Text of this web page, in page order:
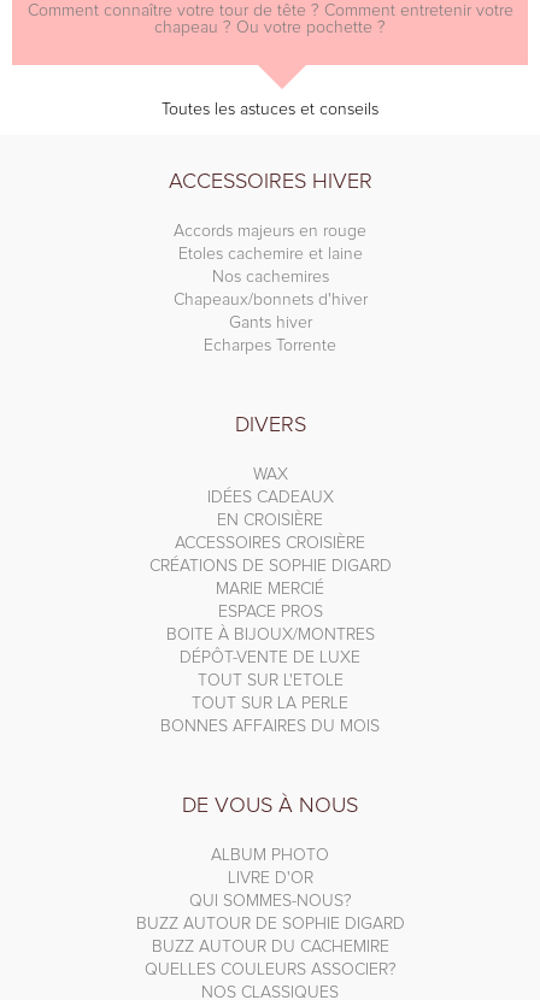
Comment connaître votre tour de tête ? Comment entretenir votre
chapeau ? Ou votre pochette ?
Toutes les astuces et conseils
ACCESSOIRES HIVER
Accords majeurs en rouge
Etoles cachemire et laine
Nos cachemires
Chapeaux/bonnets d'hiver
Gants hiver
Echarpes Torrente
DIVERS
WAX
IDÉES CADEAUX
EN CROISIÈRE
ACCESSOIRES CROISIÈRE
CRÉATIONS DE SOPHIE DIGARD
MARIE MERCIÉ
ESPACE PROS
BOITE À BIJOUX/MONTRES
DÉPÔT-VENTE DE LUXE
TOUT SUR L'ETOLE
TOUT SUR LA PERLE
BONNES AFFAIRES DU MOIS
DE VOUS À NOUS
ALBUM PHOTO
LIVRE D'OR
QUI SOMMES-NOUS?
BUZZ AUTOUR DE SOPHIE DIGARD
BUZZ AUTOUR DU CACHEMIRE
QUELLES COULEURS ASSOCIER?
NOS CLASSIQUES